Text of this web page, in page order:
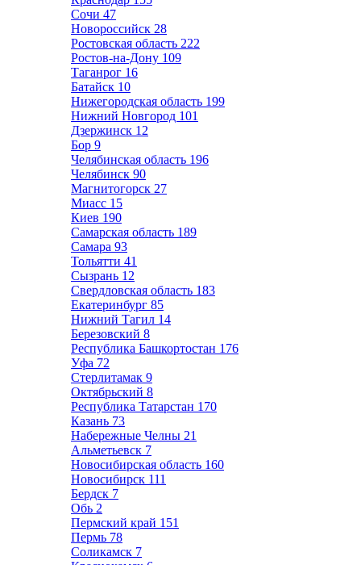
Сочи 47
Новороссийск 28
Ростовская область 222
Ростов-на-Дону 109
Таганрог 16
Батайск 10
Нижегородская область 199
Нижний Новгород 101
Дзержинск 12
Бор 9
Челябинская область 196
Челябинск 90
Магнитогорск 27
Миасс 15
Киев 190
Самарская область 189
Самара 93
Тольятти 41
Сызрань 12
Свердловская область 183
Екатеринбург 85
Нижний Тагил 14
Березовский 8
Республика Башкортостан 176
Уфа 72
Стерлитамак 9
Октябрьский 8
Республика Татарстан 170
Казань 73
Набережные Челны 21
Альметьевск 7
Новосибирская область 160
Новосибирск 111
Бердск 7
Обь 2
Пермский край 151
Пермь 78
Соликамск 7